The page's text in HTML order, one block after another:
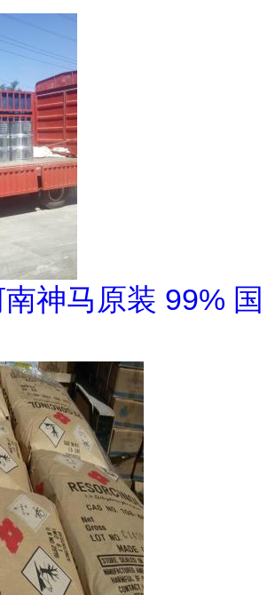
神马原装 99% 国